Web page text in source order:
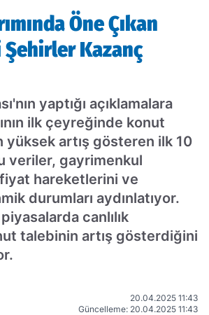
Öne Çıkan
Kazanç
yaptığı açıklamalara
ilk çeyreğinde konut
yüksek artış gösteren ilk 10
veriler, gayrimenkul
hareketlerini ve
durumları aydınlatıyor.
canlılık
talebinin artış gösterdiğini
20.04.2025 11:43
Güncelleme: 20.04.2025 11:43